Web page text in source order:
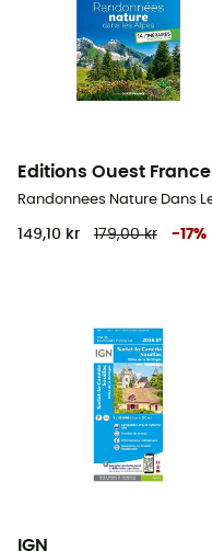
Editions Ouest France
149,10 kr 179,00 kr -17%
IGN